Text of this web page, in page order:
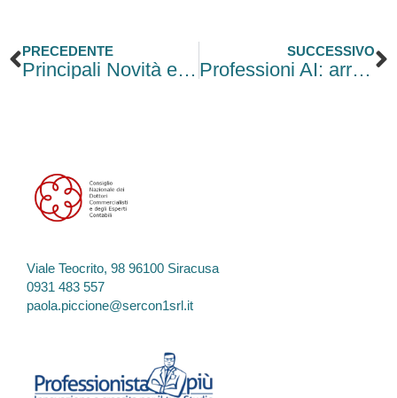
Precedente
PRECEDENTE
Principali Novità e Scadenze per la gestione del personale
SUCCESSIVO
Professioni AI: arrivano i 12 profili UNI per imprese e mercato del lavoro
Viale Teocrito, 98 96100 Siracusa
0931 483 557
paola.piccione@sercon1srl.it